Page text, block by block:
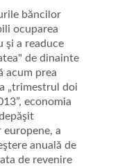
băncilor
ocuparea
şi a readuce
de dinainte
acum prea
„trimestrul doi
economia
a
anuală de
de revenire